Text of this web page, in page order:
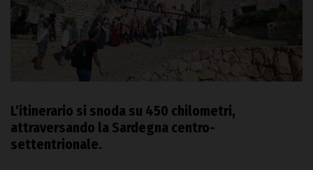
L’itinerario si snoda su 450 chilometri,
attraversando la Sardegna centro-
settentrionale.